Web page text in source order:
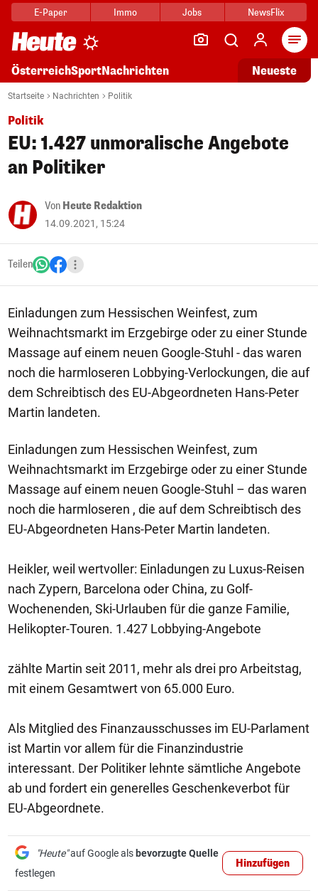
E-Paper Immo Jobs NewsFlix
ÖsterreichSportNachrichten Neueste
Startseite Nachrichten Politik
Politik
EU: 1.427 unmoralische Angebote
an Politiker
Von Heute Redaktion
14.09.2021, 15:24
Teilen
Einladungen zum Hessischen Weinfest, zum
Weihnachtsmarkt im Erzgebirge oder zu einer Stunde
Massage auf einem neuen Google-Stuhl - das waren
noch die harmloseren Lobbying-Verlockungen, die auf
dem Schreibtisch des EU-Abgeordneten Hans-Peter
Martin landeten.
Einladungen zum Hessischen Weinfest, zum
Weihnachtsmarkt im Erzgebirge oder zu einer Stunde
Massage auf einem neuen Google-Stuhl – das waren
noch die harmloseren , die auf dem Schreibtisch des
EU-Abgeordneten Hans-Peter Martin landeten.
Heikler, weil wertvoller: Einladungen zu Luxus-Reisen
nach Zypern, Barcelona oder China, zu Golf-
Wochenenden, Ski-Urlauben für die ganze Familie,
Helikopter-Touren. 1.427 Lobbying-Angebote
zählte Martin seit 2011, mehr als drei pro Arbeitstag,
mit einem Gesamtwert von 65.000 Euro.
Als Mitglied des Finanzausschusses im EU-Parlament
ist Martin vor allem für die Finanzindustrie
interessant. Der Politiker lehnte sämtliche Angebote
ab und fordert ein generelles Geschenkeverbot für
EU-Abgeordnete.
"Heute"auf Google als bevorzugte Quelle
festlegen
Hinzufügen